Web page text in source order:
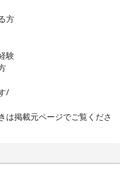
方
験
/
は掲載元ページでご覧くださ